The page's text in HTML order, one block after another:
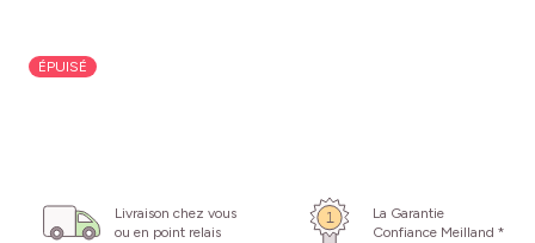
ÉPUISÉ
Livraison chez vous
ou en point relais
La Garantie
Confiance Meilland *